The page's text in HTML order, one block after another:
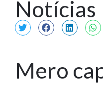
Notícias
Mero